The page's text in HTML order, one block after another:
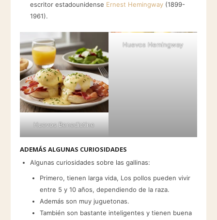
escritor estadounidense Ernest Hemingway(1899-
1961).
Huevos Benedictine
Huevos Hemingway
ADEMÁS ALGUNAS CURIOSIDADES
Algunas curiosidades sobre las gallinas:
Primero, tienen larga vida, Los pollos pueden vivir
entre 5 y 10 años, dependiendo de la raza.
Además son muy juguetonas.
También son bastante inteligentes y tienen buena